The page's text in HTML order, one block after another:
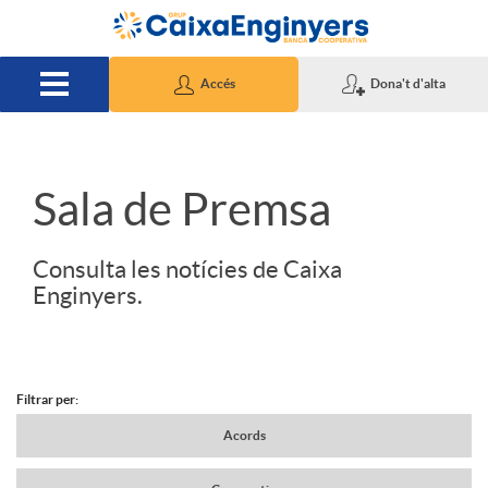
Salta al contingut principal
Accés Dona't d'alta
S
d
Sala de Premsa
Consulta les notícies de Caixa
Enginyers.
N
Filtrar per:
Acords